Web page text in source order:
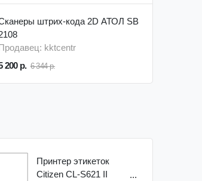
штрих-кода 2D АТОЛ SB
kktcentr
200 р. 6 344 р.
Принтер этикеток
Citizen CL-S621 II